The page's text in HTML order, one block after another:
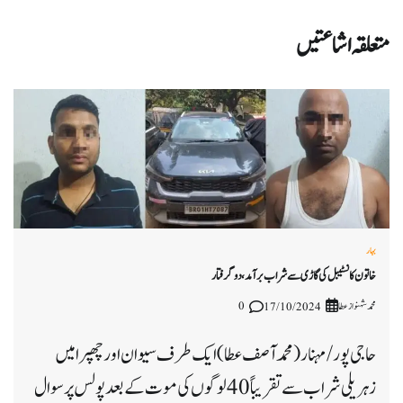
متعلقہ اشاعتیں
بہار
خاتون کانسٹیبل کی گاڑی سے شراب برآمد، دو گرفتار
محمد شہنواز عطا 17/10/2024
0
حاجی پور/مہنار (محمد آصف عطا) ایک طرف سیوان اور چھپرا میں
زہریلی شراب سے تقریباً 40 لوگوں کی موت کے بعد پولس پر سوال